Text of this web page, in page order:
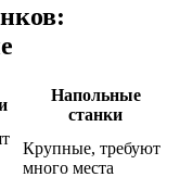
Напольные
станки
Крупные, требуют
много места